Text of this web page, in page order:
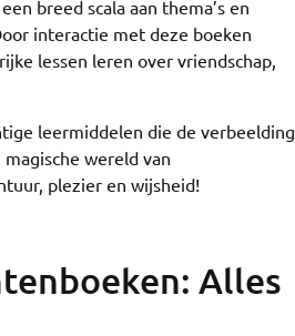
breed scala aan thema’s en
interactie met deze boeken
lessen leren over vriendschap,
leermiddelen die de verbeelding
wereld van
plezier en wijsheid!
Alles